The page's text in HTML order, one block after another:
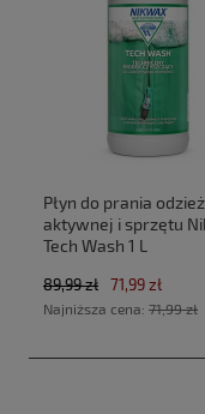
Płyn do prania
aktywnej i sprzętu
Tech Wash 1 L
89,99 zł 71,99 zł
Najniższa cena: 71,99 zł